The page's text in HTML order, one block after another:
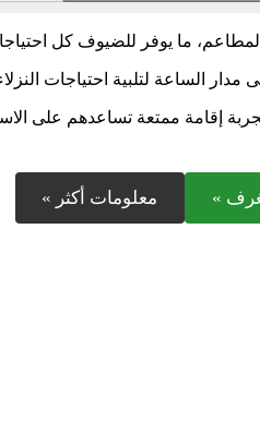
ما يوفر للضيوف كل
الساعة لتلبية احتياجات
إقامة ممتعة تساعدهم على
» معلومات أكثر »